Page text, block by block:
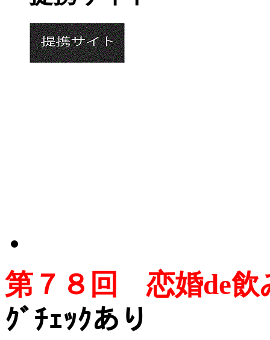
第７８回 恋婚de飲
ｸﾞﾁｪｯｸあり